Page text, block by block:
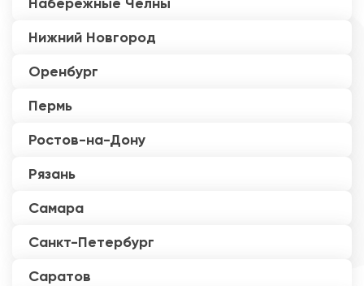
Нижний Новгород
Оренбург
Пермь
Ростов-на-Дону
Рязань
Самара
Санкт-Петербург
Саратов